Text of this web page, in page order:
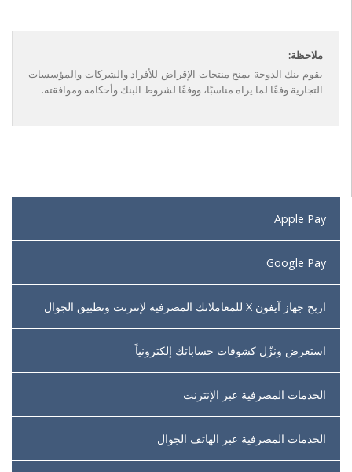
ملاحظة:
يقوم بنك الدوحة بمنح منتجات الإقراض للأفراد والشركات والمؤسسات
التجارية وفقًا لما يراه مناسبًا، ووفقًا لشروط البنك وأحكامه وموافقته.
Apple Pay
Google Pay
اربح جهاز آيفون X للمعاملاتك المصرفية لإنترنت وتطبيق الجوال
استعرض ونزّل كشوفات حساباتك إلكترونياً
الخدمات المصرفية عبر الإنترنت
الخدمات المصرفية عبر الهاتف الجوال